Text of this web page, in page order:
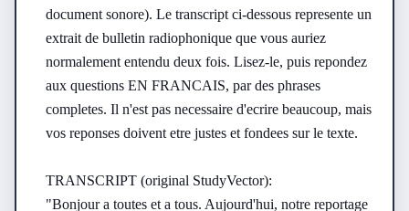
document sonore). Le transcript ci-dessous represente un
extrait de bulletin radiophonique que vous auriez
normalement entendu deux fois. Lisez-le, puis repondez
aux questions EN FRANCAIS, par des phrases
completes. Il n'est pas necessaire d'ecrire beaucoup, mais
vos reponses doivent etre justes et fondees sur le texte.
TRANSCRIPT (original StudyVector):
"Bonjour a toutes et a tous. Aujourd'hui, notre reportage